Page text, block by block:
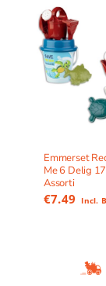
Emmerset
Me 6 Delig
Assorti
€7.49 Incl.